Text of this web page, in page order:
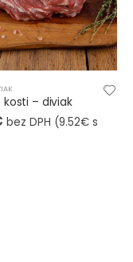
kosti – diviak
bez DPH (9.52€ s